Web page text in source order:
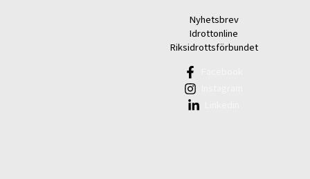
Nyhetsbrev
Idrottonline
Riksidrottsförbundet